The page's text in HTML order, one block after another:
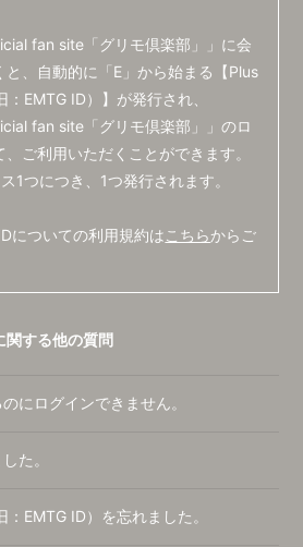
イン
fan site「グリモ倶楽部」」に会
と、自動的に「E」から始まる【Plus
EMTG ID）】が発行され、
fan site「グリモ倶楽部」」のロ
、ご利用いただくことができます。
1つにつき、1つ発行されます。
についての利用規約は こちらからご
関する他の質問
にログインできません。
た。
EMTG ID）を忘れました。